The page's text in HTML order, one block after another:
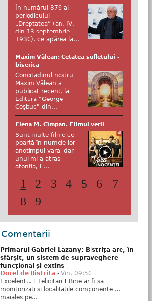
În numărul 879 al
periodicului
„Dreptatea” (an. IV,
din 13 septembrie
1930), ce apărea la...
Maxim Vălean: Cetatea sufletului -
biserica
Concitadinul nostru
Maxim Vălean a
publicat recent, la
Editura "George
Coşbuc" din...
Elena M. Cîmpan. Filmul verii
Sunt multe filme ce
poartă în numele lor
anotimpul vara, dar
unul mi-a atras
atenția, l-...
1 2 3 4 5 6
7
8
9
Comentarii
Primarul Gabriel Lazany: Bistrița are, în
sfârșit, un sistem de supraveghere
funcțional și extins
Dorel de Bistrita - Vin, 09:50
Excelent... ! Felicitari ! Bine ar fi sa
monitorizati si localitatile componente ...
maiales pe...